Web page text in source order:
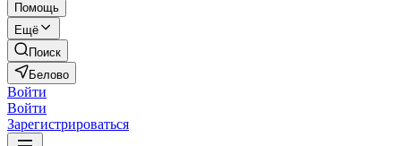
Помощь
Ещё
Поиск
Белово
Войти
Войти
Зарегистрироваться